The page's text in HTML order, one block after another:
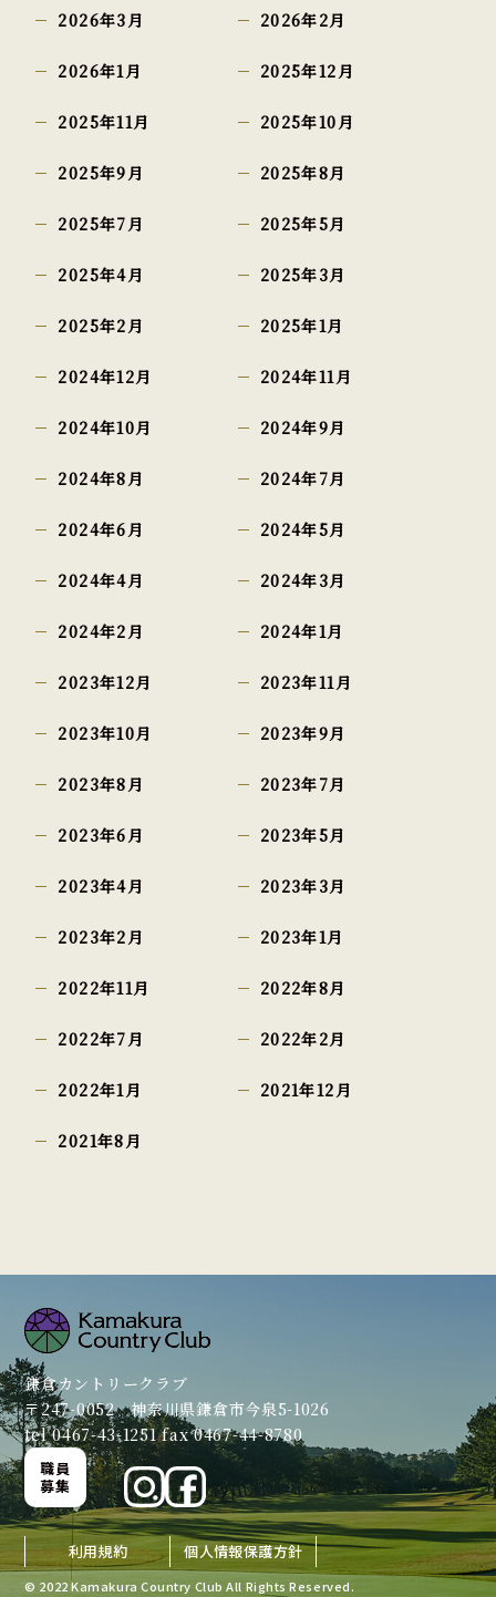
2026年3月 2026年2月
2026年1月 2025年12月
2025年11月 2025年10月
2025年9月 2025年8月
2025年7月 2025年5月
2025年4月 2025年3月
2025年2月 2025年1月
2024年12月 2024年11月
2024年10月 2024年9月
2024年8月 2024年7月
2024年6月 2024年5月
2024年4月 2024年3月
2024年2月 2024年1月
2023年12月 2023年11月
2023年10月 2023年9月
2023年8月 2023年7月
2023年6月 2023年5月
2023年4月 2023年3月
2023年2月 2023年1月
2022年11月 2022年8月
2022年7月 2022年2月
2022年1月 2021年12月
2021年8月
鎌倉カントリークラブ
〒247-0052 神奈川県鎌倉市今泉5-1026
tel 0467-43-1251 fax 0467-44-8780
職員
募集
© 2022 Kamakura Country Club All Rights Reserved.
利用規約 個人情報保護方針